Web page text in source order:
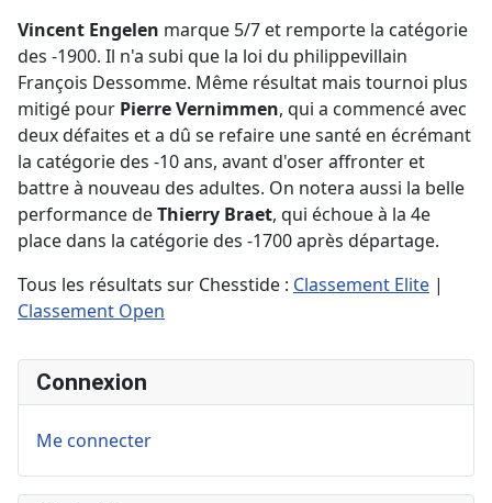
Vincent Engelen marque 5/7 et remporte la catégorie
des -1900. Il n'a subi que la loi du philippevillain
François Dessomme. Même résultat mais tournoi plus
mitigé pour Pierre Vernimmen, qui a commencé avec
deux défaites et a dû se refaire une santé en écrémant
la catégorie des -10 ans, avant d'oser affronter et
battre à nouveau des adultes. On notera aussi la belle
performance deThierry Braet, qui échoue à la 4e
place dans la catégorie des -1700 après départage.
Tous les résultats sur Chesstide : Classement Elite |
Classement Open
Connexion
Me connecter